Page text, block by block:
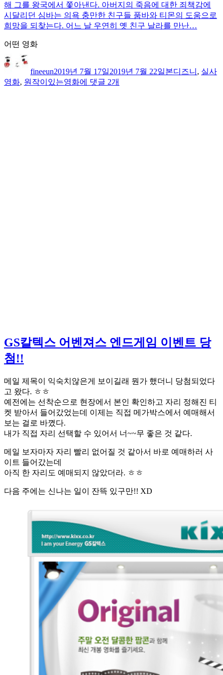
해 그를 왕국에서 쫓아낸다. 아버지의 죽음에 대한 죄책감에
시달리던 심바는 의욕 충만한 친구들 품바와 티몬의 도움으로
희망을 되찾는다. 어느 날 우연히 옛 친구 날라를 만난…
어떤 영화
이
fineeun일
자
2019년 7월 17일2019년 7월 22일고
본디즈니 , 실사
영화, 원작이있는영화드
에 댓글 2개
GS칼텍스 어벤져스 엔드게임 이벤트 당
첨!!
메일 제목이 익숙치않은게 보이길래 뭔가 했더니 당첨되었다
고 왔다. ㅎㅎ
예전에는 선착순으로 현장에서 본인 확인하고 자리 정해진 티
켓 받아서 들어갔었는데 이제는 직접 메가박스에서 예매해서
보는 걸로 바꼈다.
내가 직접 자리 선택할 수 있어서 너~~무 좋은 것 같다.
메일 보자마자 자리 빨리 없어질 것 같아서 바로 예매하러 사
이트 들어갔는데
아직 한 자리도 예매되지 않았더라. ㅎㅎ
다음 주에는 신나는 일이 잔뜩 있구만!! XD